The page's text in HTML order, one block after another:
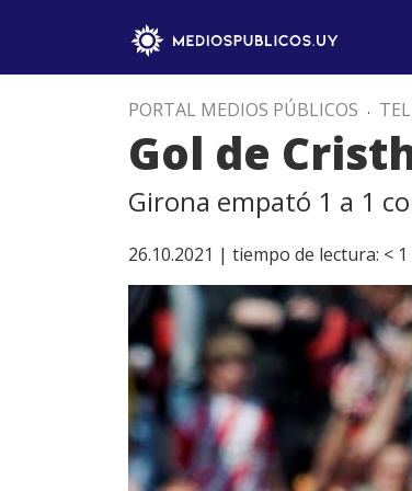
PORTAL MEDIOS PÚBLICOS .
Gol de
Girona empató 1 a 1
26.10.2021 | tiempo de lectura: < 1